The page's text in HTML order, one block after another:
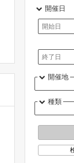
開催日
開催地
種類